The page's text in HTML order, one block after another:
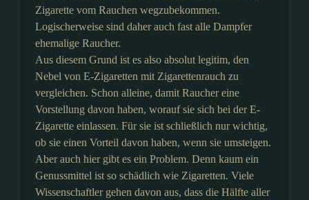
Zigarette vom Rauchen wegzubekommen.
Logischerweise sind daher auch fast alle Dampfer
ehemalige Raucher.
Aus diesem Grund ist es also absolut legitim, den
Nebel von E-Zigaretten mit Zigarettenrauch zu
vergleichen. Schon alleine, damit Raucher eine
Vorstellung davon haben, worauf sie sich bei der E-
Zigarette einlassen. Für sie ist schließlich nur wichtig,
ob sie einen Vorteil davon haben, wenn sie umsteigen.
Aber auch hier gibt es ein Problem. Denn kaum ein
Genussmittel ist so schädlich wie Zigaretten. Viele
Wissenschaftler gehen davon aus, dass die Hälfte aller